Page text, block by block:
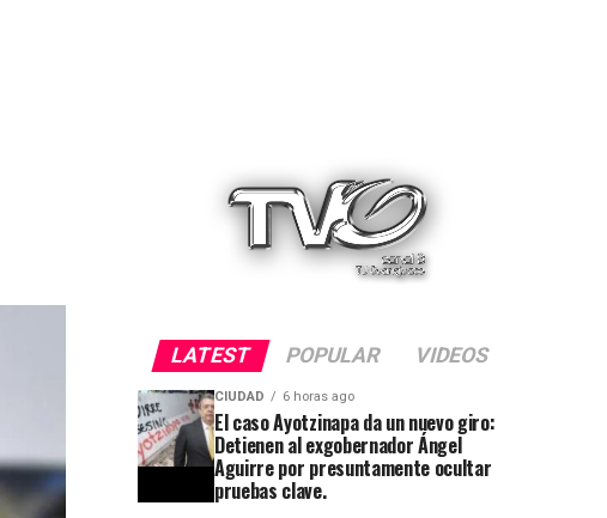
LATEST POPULAR VIDEOS
CIUDAD 6 horas ago
El caso Ayotzinapa da un nuevo giro:
Detienen al exgobernador Ángel
Aguirre por presuntamente ocultar
pruebas clave.